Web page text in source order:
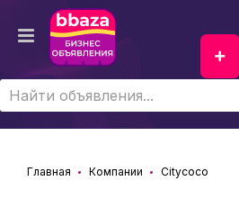
Главная Компании Citycoco